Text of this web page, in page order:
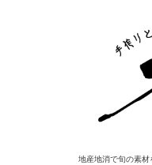
地産地消で旬の素材